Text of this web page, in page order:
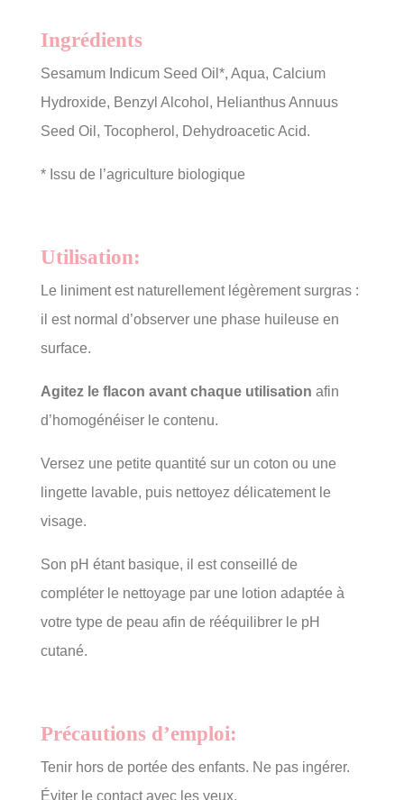
Ingrédients
Sesamum Indicum Seed Oil*, Aqua, Calcium
Hydroxide, Benzyl Alcohol, Helianthus Annuus
Seed Oil, Tocopherol, Dehydroacetic Acid.
* Issu de l’agriculture biologique
Utilisation:
Le liniment est naturellement légèrement surgras :
il est normal d’observer une phase huileuse en
surface.
Agitez le flacon avant chaque utilisation afin
d’homogénéiser le contenu.
Versez une petite quantité sur un coton ou une
lingette lavable, puis nettoyez délicatement le
visage.
Son pH étant basique, il est conseillé de
compléter le nettoyage par une lotion adaptée à
votre type de peau afin de rééquilibrer le pH
cutané.
Précautions d’emploi:
Tenir hors de portée des enfants. Ne pas ingérer.
Éviter le contact avec les yeux.